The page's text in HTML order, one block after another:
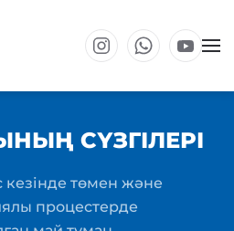
СҮЗГІЛЕРІ
төмен және
процестерде